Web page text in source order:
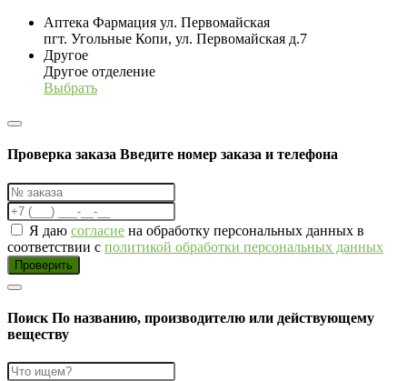
Аптека Фармация ул. Первомайская
пгт. Угольные Копи, ул. Первомайская д.7
Другое
Другое отделение
Выбрать
Проверка заказа Введите номер заказа и телефона
Я даю согласие на обработку персональных данных в
соответствии с политикой обработки персональных данных
Проверить
Поиск По названию, производителю или действующему
веществу